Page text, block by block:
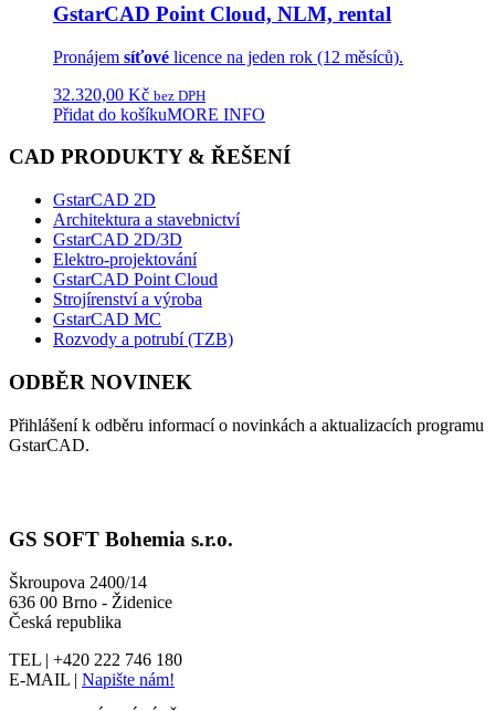
GstarCAD Point Cloud, NLM, rental
Pronájem síťové licence na jeden rok (12 měsíců).
32.320,00 Kč bez DPH
Přidat do košíkuMORE INFO
CAD PRODUKTY & ŘEŠENÍ
GstarCAD 2D
Architektura a stavebnictví
GstarCAD 2D/3D
Elektro-projektování
GstarCAD Point Cloud
Strojírenství a výroba
GstarCAD MC
Rozvody a potrubí (TZB)
ODBĚR NOVINEK
Přihlášení k odběru informací o novinkách a aktualizacích programu
GstarCAD.
GS SOFT Bohemia s.r.o.
Škroupova 2400/14
636 00 Brno - Židenice
Česká republika
TEL | +420 222 746 180
E-MAIL | Napište nám!